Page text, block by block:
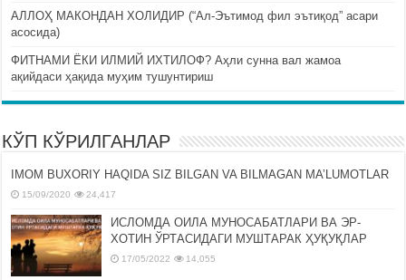
АЛЛОҲ МАКОНДАН ХОЛИДИР (“Ал-Эътимод фил эътиқод” асари
асосида)
ФИТНАМИ ЁКИ ИЛМИЙ ИХТИЛОФ? Аҳли сунна вал жамоа
ақийдаси ҳақида муҳим тушунтириш
КЎП КЎРИЛГАНЛАР
IMOM BUXORIY HAQIDA SIZ BILGAN VA BILMAGAN MA’LUMOTLAR
15/09/2020 24,417
ИСЛОМДА ОИЛА МУНОСАБАТЛАРИ ВА ЭР-
ХОТИН ЎРТАСИДАГИ МУШТАРАК ҲУҚУҚЛАР
17/05/2022 14,055